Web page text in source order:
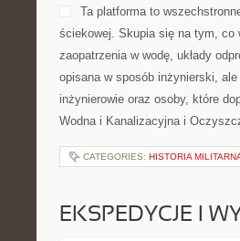
Ta platforma to
ściekowej. Skupia się na tym,
zaopatrzenia w wodę, układy
opisana w sposób inżynierski,
inżynierowie oraz osoby, które
Wodna i Kanalizacyjna i
CATEGORIES: HISTORIA
EKSPEDYCJE I